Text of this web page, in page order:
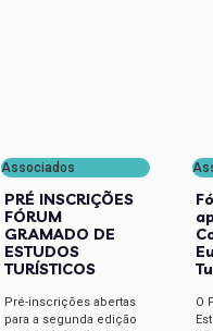
Associados
PRÉ INSCRIÇÕES
FÓRUM
GRAMADO DE
ESTUDOS
TURÍSTICOS
Pré-inscrições abertas
para a segunda edição
O